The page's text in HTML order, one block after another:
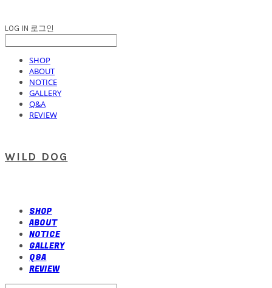
LOG IN 로그인
SHOP
ABOUT
NOTICE
GALLERY
Q&A
REVIEW
WILD DOG
SHOP
ABOUT
NOTICE
GALLERY
Q&A
REVIEW